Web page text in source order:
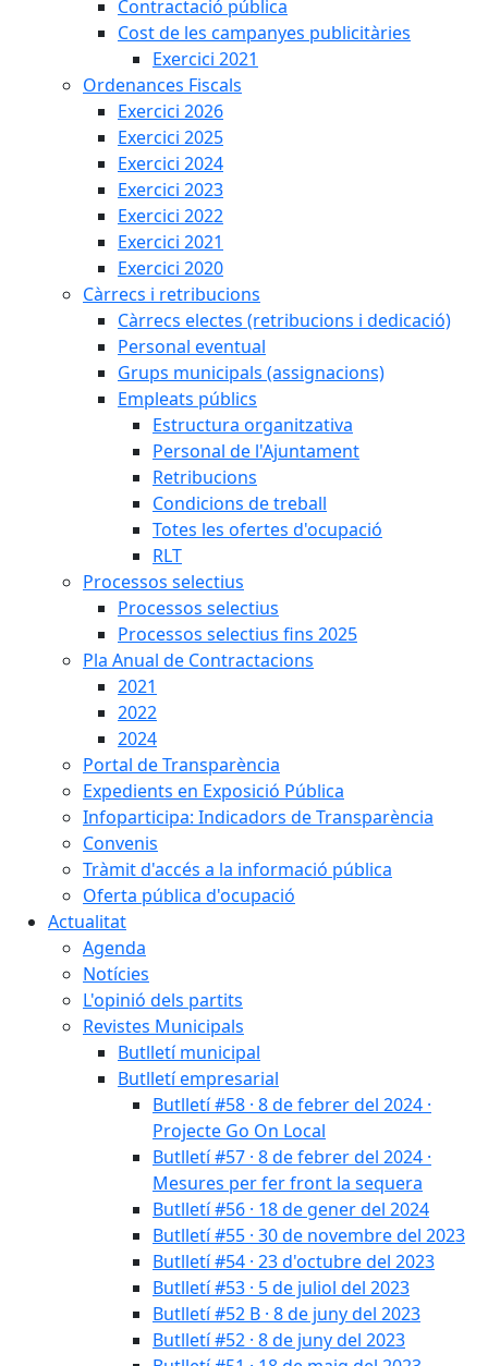
Contractació pública
Cost de les campanyes publicitàries
Exercici 2021
Ordenances Fiscals
Exercici 2026
Exercici 2025
Exercici 2024
Exercici 2023
Exercici 2022
Exercici 2021
Exercici 2020
Càrrecs i retribucions
Càrrecs electes (retribucions i dedicació)
Personal eventual
Grups municipals (assignacions)
Empleats públics
Estructura organitzativa
Personal de l'Ajuntament
Retribucions
Condicions de treball
Totes les ofertes d'ocupació
RLT
Processos selectius
Processos selectius
Processos selectius fins 2025
Pla Anual de Contractacions
2021
2022
2024
Portal de Transparència
Expedients en Exposició Pública
Infoparticipa: Indicadors de Transparència
Convenis
Tràmit d'accés a la informació pública
Oferta pública d'ocupació
Actualitat
Agenda
Notícies
L'opinió dels partits
Revistes Municipals
Butlletí municipal
Butlletí empresarial
Butlletí #58 · 8 de febrer del 2024 ·
Projecte Go On Local
Butlletí #57 · 8 de febrer del 2024 ·
Mesures per fer front la sequera
Butlletí #56 · 18 de gener del 2024
Butlletí #55 · 30 de novembre del 2023
Butlletí #54 · 23 d'octubre del 2023
Butlletí #53 · 5 de juliol del 2023
Butlletí #52 B · 8 de juny del 2023
Butlletí #52 · 8 de juny del 2023